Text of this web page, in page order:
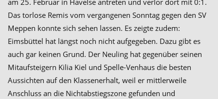
am 25. Februar in Havelse antreten und verlor dort mit 0:1.
Das torlose Remis vom vergangenen Sonntag gegen den SV
Meppen konnte sich sehen lassen. Es zeigte zudem:
Eimsbüttel hat längst noch nicht aufgegeben. Dazu gibt es
auch gar keinen Grund. Der Neuling hat gegenüber seinen
Mitaufsteigern Kilia Kiel und Spelle-Venhaus die besten
Aussichten auf den Klassenerhalt, weil er mittlerweile
Anschluss an die Nichtabstiegszone gefunden und